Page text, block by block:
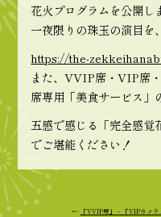
花火プログラムを公開し
一夜限りの珠玉の演目を
https://the-
また、VVIP席・VIP席
席専用「美食サービス」
五感で感じる「完全感覚
でご堪能ください！
← 「VVIP席」・「VIPカメラ...